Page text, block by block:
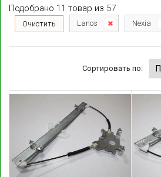
Подобрано 11 товар из 57
Очистить Lanos Nexia
Сортировать по: